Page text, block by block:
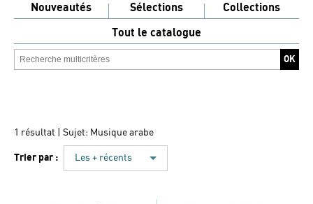
Nouveautés Sélections
Collections
Tout le catalogue
1 résultat | Sujet: Musique arabe
Trier par : Les + récents